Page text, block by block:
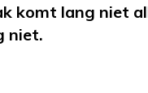
komt lang niet
niet.